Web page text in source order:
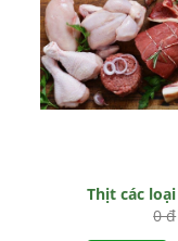
Thịt các loại
0 đ